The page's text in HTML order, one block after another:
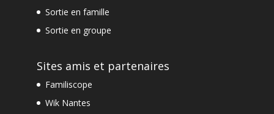
Sortie en famille
Sortie en groupe
Sites amis et partenaires
Familiscope
Wik Nantes